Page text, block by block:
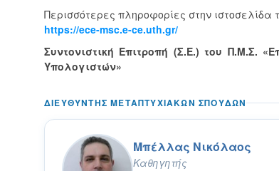
Περισσότερες πληροφορίες στην ιστοσελίδα
https://ece-msc.e-ce.uth.gr/
Συντονιστική Επιτροπή (Σ.Ε.) του Π.Μ.Σ.
Υπολογιστών»
ΔΙΕΥΘΥΝΤΉΣ ΜΕΤΑΠΤΥΧΙΑΚΏΝ ΣΠΟΥΔΏΝ
Μπέλλας Νικόλαος
Καθηγητής